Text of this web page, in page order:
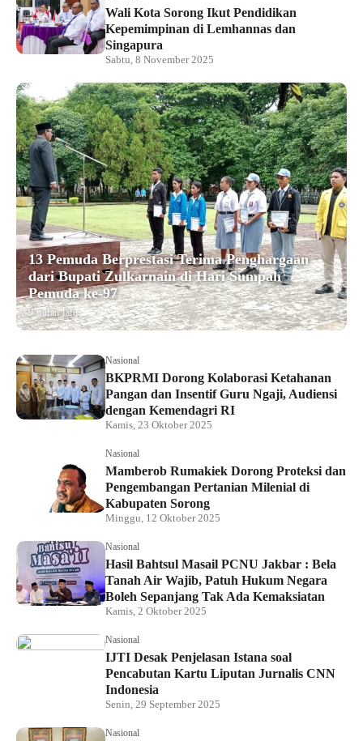
Wali Kota Sorong Ikut Pendidikan
Kepemimpinan di Lemhannas dan
Singapura
Sabtu, 8 November 2025
13 Pemuda Berprestasi Terima Penghargaan
dari Bupati Zulkarnain di Hari Sumpah
Pemuda ke-97
9 bulan lalu
Nasional
BKPRMI Dorong Kolaborasi Ketahanan
Pangan dan Insentif Guru Ngaji, Audiensi
dengan Kemendagri RI
Kamis, 23 Oktober 2025
Nasional
Mamberob Rumakiek Dorong Proteksi dan
Pengembangan Pertanian Milenial di
Kabupaten Sorong
Minggu, 12 Oktober 2025
Nasional
Hasil Bahtsul Masail PCNU Jakbar : Bela
Tanah Air Wajib, Patuh Hukum Negara
Boleh Sepanjang Tak Ada Kemaksiatan
Kamis, 2 Oktober 2025
Nasional
IJTI Desak Penjelasan Istana soal
Pencabutan Kartu Liputan Jurnalis CNN
Indonesia
Senin, 29 September 2025
Nasional